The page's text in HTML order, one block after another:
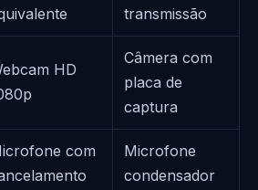
transmissão
HD
Câmera com
placa de
captura
com
Microfone
condensador